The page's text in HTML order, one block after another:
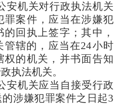
安机关对行政执法机关
罪案件，应当在涉嫌犯
回执上签字；其中，
管辖的，应当在24小时
权的机关，并书面告知
执法机关。
安机关应当自接受行政
涉嫌犯罪案件之日起3